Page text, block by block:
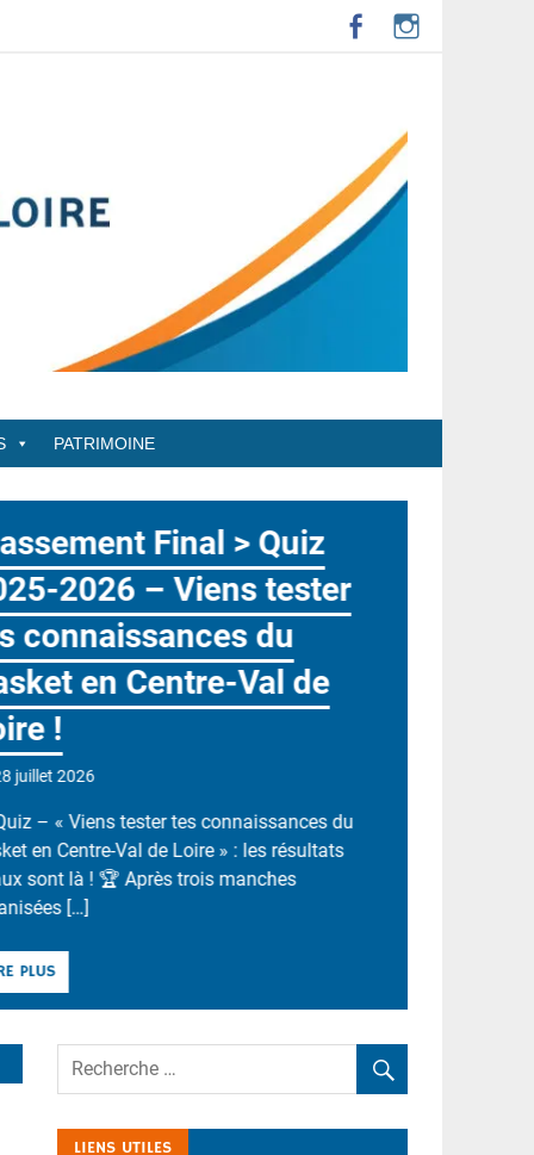
PATRIMOINE
YEP’S 2026-2027 :
du dispositif régional
d’aide au retour à l’activité
sportive chez les 15-25
Nous avons le plaisir de vous confirmer le
renouvellement pour cette rentrée 2026, du
dispositif d’aide à la reprise de l’activité
LIENS UTILES